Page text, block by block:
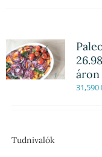
áron
31,590
Tudnivalók